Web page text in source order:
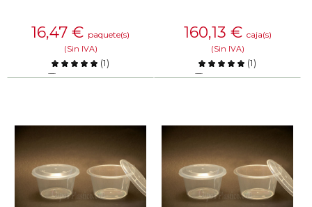
16,47 € paquete(s)
(Sin IVA)
(1)
Comparar
160,13 € caja(s)
(Sin IVA)
(1)
Comparar